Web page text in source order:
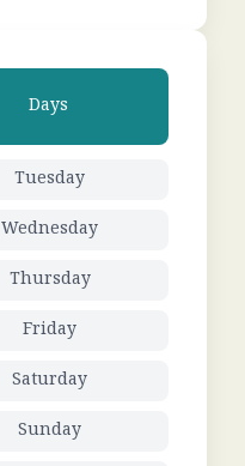
Days
Tuesday
Wednesday
Thursday
Friday
Saturday
Sunday